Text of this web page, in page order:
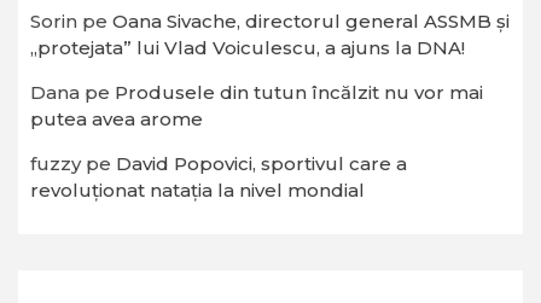
Sorin pe Oana Sivache, directorul general ASSMB și
„protejata” lui Vlad Voiculescu, a ajuns la DNA!
Dana pe Produsele din tutun încălzit nu vor mai
putea avea arome
fuzzype David Popovici, sportivul care a
revoluționat natația la nivel mondial